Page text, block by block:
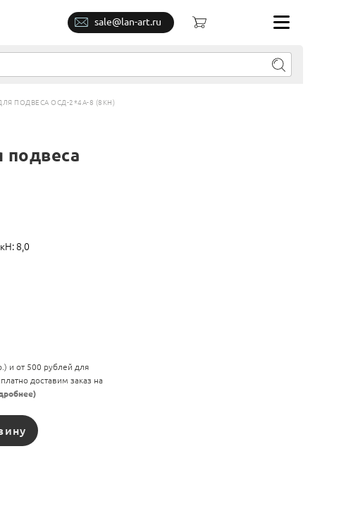
sale@lan-art.ru
ПОДВЕСА ОСД-2*4А-8 (8КН)
подвеса
8,0
и от 500 рублей для
доставим заказ на